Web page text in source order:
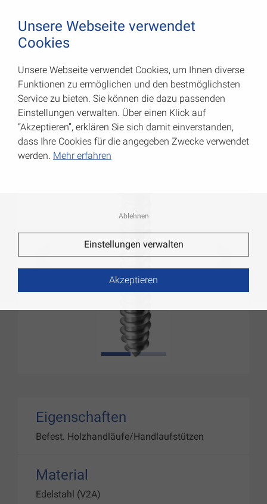
Senkkopf-Schrauben
Art.-Nr.: 006044000RF
1
Eigenschaften
Befest. Holzhandläufe/Handlaufstützen
Material
Edelstahl (V2A)
Unsere Webseite verwendet
Cookies
Unsere Webseite verwendet Cookies, um Ihnen diverse
Funktionen zu ermöglichen und den bestmöglichsten
Service zu bieten. Sie können die dazu passenden
Einstellungen verwalten. Über einen Klick auf
“Akzeptieren”, erklären Sie sich damit einverstanden,
dass Ihre Cookies für die angegeben Zwecke verwendet
werden. Mehr erfahren
Ablehnen
Einstellungen verwalten
Akzeptieren